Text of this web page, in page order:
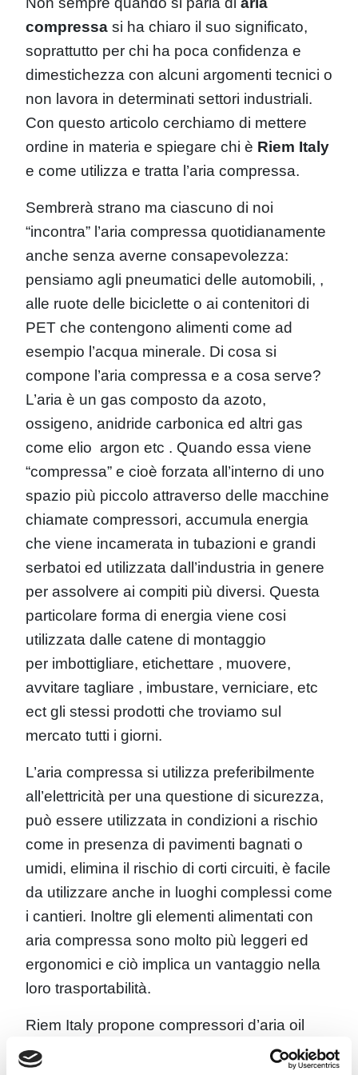
compressa si ha chiaro il suo significato,
soprattutto per chi ha poca confidenza e
dimestichezza con alcuni argomenti tecnici o
non lavora in determinati settori industriali.
Con questo articolo cerchiamo di mettere
ordine in materia e spiegare chi è Riem Italy
e come utilizza e tratta l’aria compressa.
Sembrerà strano ma ciascuno di noi
“incontra” l’aria compressa quotidianamente
anche senza averne consapevolezza:
pensiamo agli pneumatici delle automobili, ,
alle ruote delle biciclette o ai contenitori di
PET che contengono alimenti come ad
esempio l’acqua minerale. Di cosa si
compone l’aria compressa e a cosa serve?
L’aria è un gas composto da azoto,
ossigeno, anidride carbonica ed altri gas
come elio argon etc . Quando essa viene
“compressa” e cioè forzata all’interno di uno
spazio più piccolo attraverso delle macchine
chiamate compressori, accumula energia
che viene incamerata in tubazioni e grandi
serbatoi ed utilizzata dall’industria in genere
per assolvere ai compiti più diversi. Questa
particolare forma di energia viene cosi
utilizzata dalle catene di montaggio
per imbottigliare, etichettare , muovere,
avvitare tagliare , imbustare, verniciare, etc
ect gli stessi prodotti che troviamo sul
mercato tutti i giorni.
L’aria compressa si utilizza preferibilmente
all’elettricità per una questione di sicurezza,
può essere utilizzata in condizioni a rischio
come in presenza di pavimenti bagnati o
umidi, elimina il rischio di corti circuiti, è facile
da utilizzare anche in luoghi complessi come
i cantieri. Inoltre gli elementi alimentati con
aria compressa sono molto più leggeri ed
ergonomici e ciò implica un vantaggio nella
loro trasportabilità.
Riem Italy propone compressori d’aria oil
free all’avanguardia e altamente affidabili. I